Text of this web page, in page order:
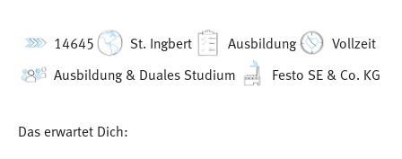
14645 St. Ingbert Ausbildung
Vollzeit
Ausbildung & Duales Studium
Festo SE & Co. KG
Das erwartet Dich: